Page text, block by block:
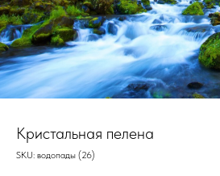
Кристальная пелена
SKU: водопады (26)